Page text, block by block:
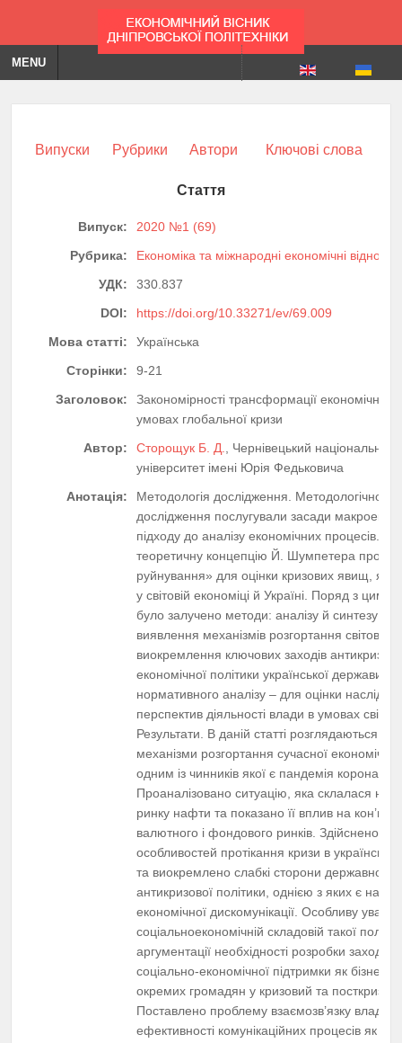
MENU
Випуски Рубрики Автори Ключові слова
Стаття
Випуск:
2020 №1 (69)
Рубрика:
Економіка та міжнародні економічні
УДК:
330.837
DOI:
https://doi.org/10.33271/ev/69.009
Мова статті:
Українська
Сторінки:
9-21
Заголовок:
Закономірності трансформації економічної
умовах глобальної кризи
Автор:
Сторощук Б. Д.
, Чернівецький національний
університет імені Юрія Федьковича
Анотація:
Методологія дослідження. Методологічною
дослідження послугували засади
підходу до аналізу економічних процесів.
теоретичну концепцію Й. Шумпетера про
руйнування» для оцінки кризових явищ, які
у світовій економіці й Україні. Поряд з цими
було залучено методи: аналізу й синтезу –
виявлення механізмів розгортання світової
виокремлення ключових заходів
економічної політики української держави;
нормативного аналізу – для оцінки наслідків
перспектив діяльності влади в умовах
Результати. В даній статті розглядаються
механізми розгортання сучасної
одним із чинників якої є пандемія
Проаналізовано ситуацію, яка склалася на
ринку нафти та показано її вплив на
валютного і фондового ринків. Здійснено
особливостей протікання кризи в українській
та виокремлено слабкі сторони державної
антикризової політики, однією з яких є
економічної дискомунікації. Особливу увагу
соціальноекономічній складовій такої
аргументації необхідності розробки заходів
соціально-економічної підтримки як бізнесу,
окремих громадян у кризовий та
Поставлено проблему взаємозв’язку влади
ефективності комунікаційних процесів як